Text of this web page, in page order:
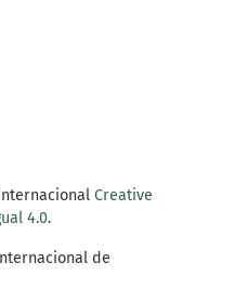
Creative
4.0.
de